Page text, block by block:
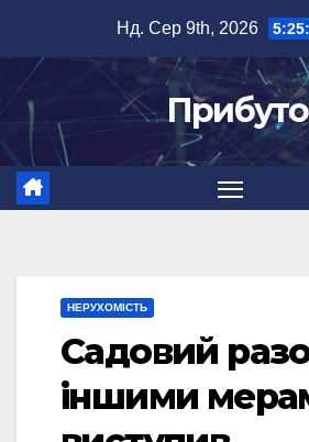
вмісту
Нд. Сер 9th, 2026
НЕРУХОМІСТЬ
Садовий
іншими